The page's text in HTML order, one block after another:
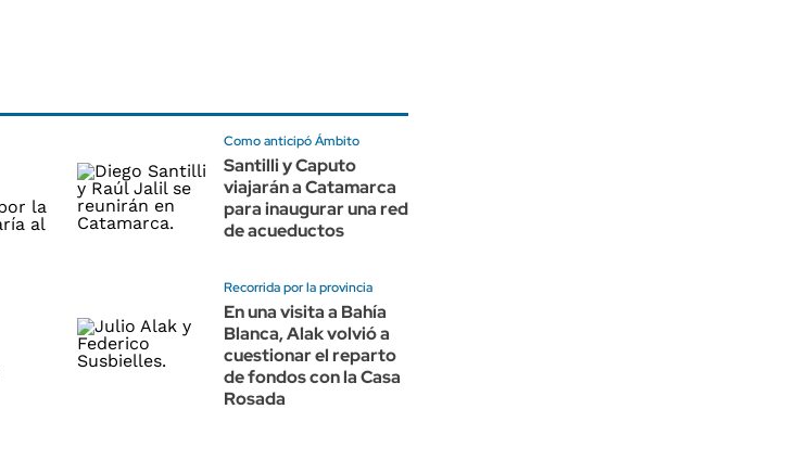
Como anticipó Ámbito
Santilli y Caputo
viajarán a Catamarca
para inaugurar una red
de acueductos
Recorrida por la provincia
En una visita a Bahía
Blanca, Alak volvió a
cuestionar el reparto
de fondos con la Casa
Rosada